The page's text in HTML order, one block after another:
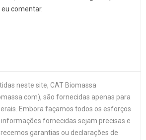
comentar.
neste site, CAT Biomassa
são fornecidas apenas para
Embora façamos todos os esforços
fornecidas sejam precisas e
garantias ou declarações de